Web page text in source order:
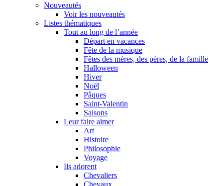
Nouveautés
Voir les nouveautés
Listes thématiques
Tout au long de l’année
Départ en vacances
Fête de la musique
Fêtes des mères, des pères, de la famille
Halloween
Hiver
Noël
Pâques
Saint-Valentin
Saisons
Leur faire aimer
Art
Histoire
Philosophie
Voyage
Ils adorent
Chevaliers
Chevaux